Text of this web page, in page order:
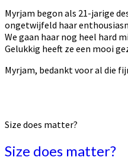
Myrjam begon als 21-jarige
ongetwijfeld haar
We gaan haar nog heel hard
Gelukkig heeft ze een mooi
Myrjam, bedankt voor al die
Size does matter?
Size does matter?